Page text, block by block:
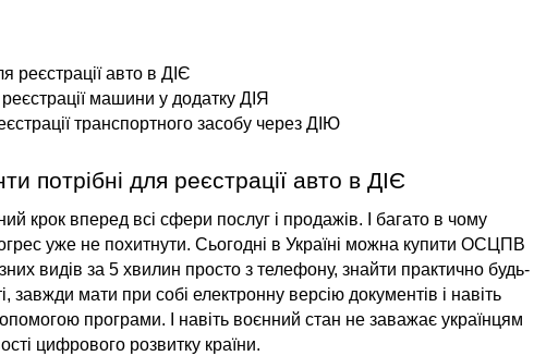
реєстрації авто в ДІЄ
машини у додатку ДІЯ
транспортного засобу через ДІЮ
потрібні для реєстрації авто в ДІЄ
крок вперед всі сфери послуг і продажів. І багато в чому
уже не похитнути. Сьогодні в Україні можна купити ОСЦПВ
видів за 5 хвилин просто з телефону, знайти практично будь-
завжди мати при собі електронну версію документів і навіть
програми. І навіть воєнний стан не заважає українцям
цифрового розвитку країни.